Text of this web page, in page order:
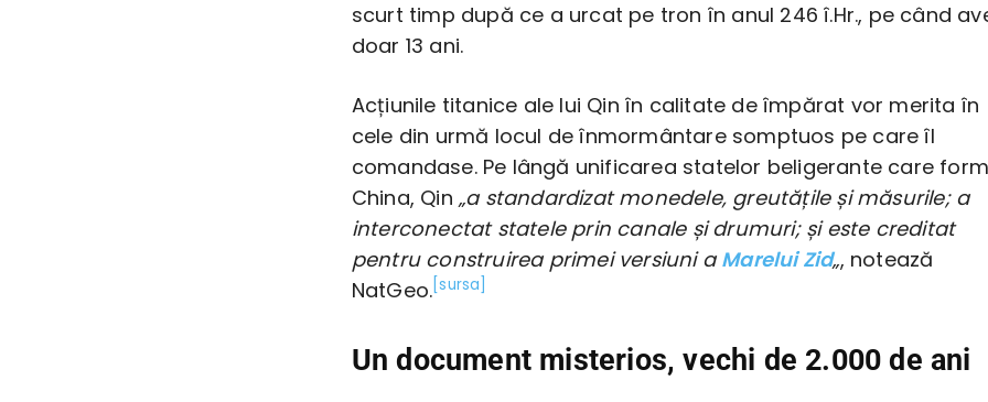
scurt timp după ce a urcat pe tron în anul 246 î.Hr., pe când
doar 13 ani.
Acțiunile titanice ale lui Qin în calitate de împărat vor merita în
cele din urmă locul de înmormântare somptuos pe care îl
comandase. Pe lângă unificarea statelor beligerante care
China, Qin „a standardizat monedele, greutățile și măsurile; a
interconectat statele prin canale și drumuri; și este creditat
pentru construirea primei versiuni aMarelui Zid„, notează
NatGeo. [sursa]
Un document misterios, vechi de 2.000 de ani